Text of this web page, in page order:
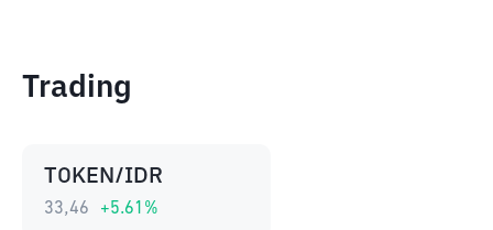
Trading
TOKEN/IDR
33,46 +5.61 %